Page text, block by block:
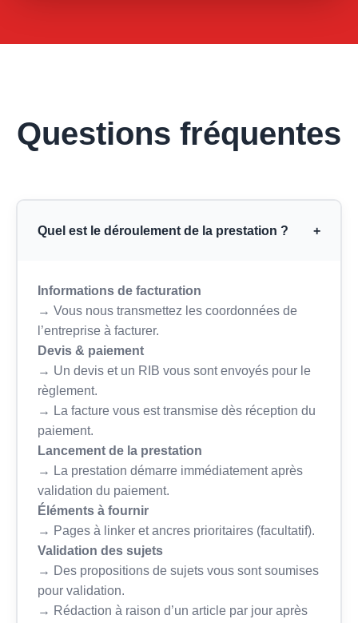
Questions fréquentes
Quel est le déroulement de la prestation ? +
Informations de facturation
→ Vous nous transmettez les coordonnées de
l’entreprise à facturer.
Devis & paiement
→ Un devis et un RIB vous sont envoyés pour le
règlement.
→ La facture vous est transmise dès réception du
paiement.
Lancement de la prestation
→ La prestation démarre immédiatement après
validation du paiement.
Éléments à fournir
→ Pages à linker et ancres prioritaires (facultatif).
Validation des sujets
→ Des propositions de sujets vous sont soumises
pour validation.
→ Rédaction à raison d’un article par jour après